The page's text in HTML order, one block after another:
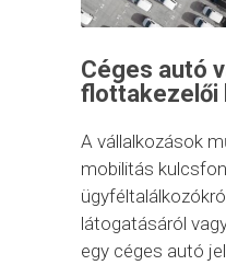
Céges autó
flottakezelői
A vállalkozások
mobilitás
látogatásáról
egy céges autó